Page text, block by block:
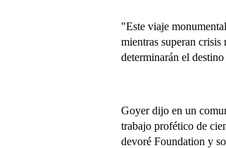
"Este viaje
mientras superan crisis
determinarán el
Goyer dijo en un
trabajo profético de
devoré Foundation y